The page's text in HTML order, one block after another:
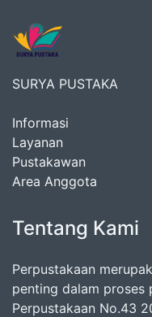
SURYA PUSTAKA
Informasi
Layanan
Pustakawan
Area Anggota
Tentang Kami
Perpustakaan
penting dalam proses
Perpustakaan No.43